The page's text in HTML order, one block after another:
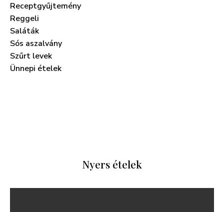
Receptgyűjtemény
Reggeli
Saláták
Sós aszalvány
Szűrt levek
Ünnepi ételek
Nyers ételek